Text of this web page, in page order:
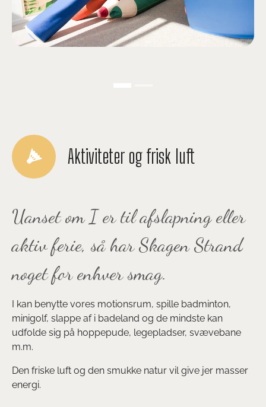
Aktiviteter og frisk luft
Uanset om I er til afslapning eller
aktiv ferie, så har Skagen Strand
noget for enhver smag.
I kan benytte vores motionsrum, spille badminton,
minigolf, slappe af i badeland og de mindste kan
udfolde sig på hoppepude, legepladser, svævebane
m.m.
Den friske luft og den smukke natur vil give jer masser
energi.